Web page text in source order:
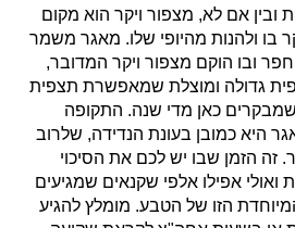
ובין אם לא, מצפור ויקר הוא מקום
בו ולהנות מהיופי שלו. מאגר משמר
ובו הוקם מצפור ויקר המדובר,
גדולה ומוצלת שמאפשרת תצפית
שמבקרים כאן מדי שנה. התקופה
היא כמובן בעונת הנדידה, שלרוב
זה הזמן שבו יש לכם את הסיכוי
ואולי אפילו אלפי שקנאים שמגיעים
הזו של הטבע. מומלץ להגיע